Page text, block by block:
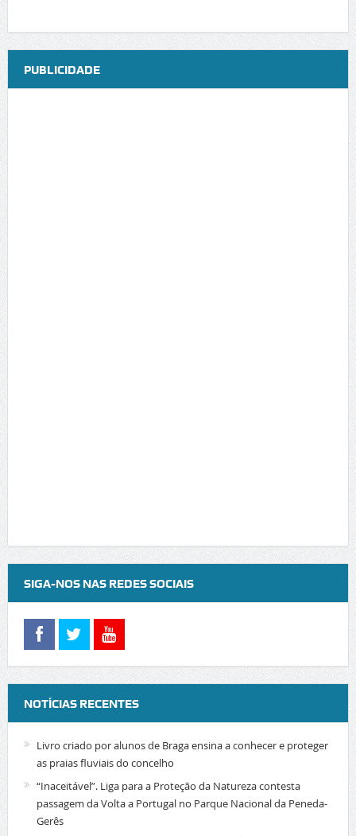
PUBLICIDADE
SIGA-NOS NAS REDES SOCIAIS
NOTÍCIAS RECENTES
Livro criado por alunos de Braga ensina a conhecer e proteger
as praias fluviais do concelho
“Inaceitável”. Liga para a Proteção da Natureza contesta
passagem da Volta a Portugal no Parque Nacional da Peneda-
Gerês